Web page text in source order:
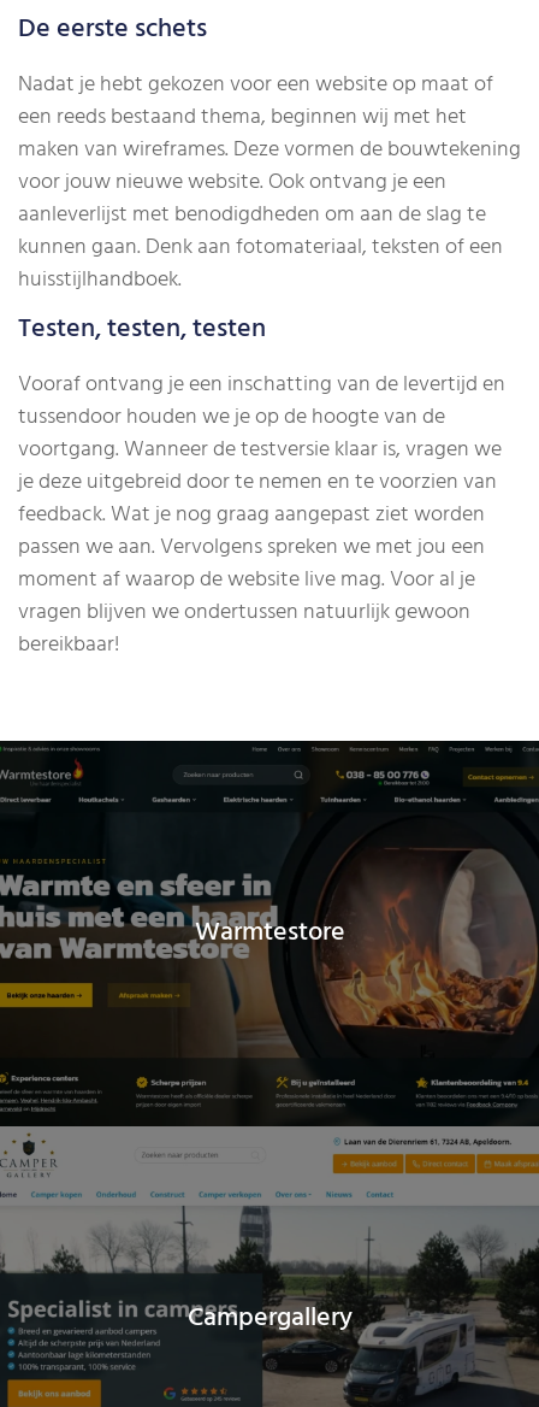
De eerste schets
Nadat je hebt gekozen voor een website op maat of
een reeds bestaand thema, beginnen wij met het
maken van wireframes. Deze vormen de bouwtekening
voor jouw nieuwe website. Ook ontvang je een
aanleverlijst met benodigdheden om aan de slag te
kunnen gaan. Denk aan fotomateriaal, teksten of een
huisstijlhandboek.
Testen, testen, testen
Vooraf ontvang je een inschatting van de levertijd en
tussendoor houden we je op de hoogte van de
voortgang. Wanneer de testversie klaar is, vragen we
je deze uitgebreid door te nemen en te voorzien van
feedback. Wat je nog graag aangepast ziet worden
passen we aan. Vervolgens spreken we met jou een
moment af waarop de website live mag. Voor al je
vragen blijven we ondertussen natuurlijk gewoon
bereikbaar!
Warmtestore
Campergallery